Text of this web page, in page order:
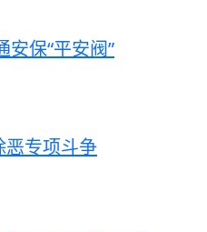
保“平安阀”
恶专项斗争